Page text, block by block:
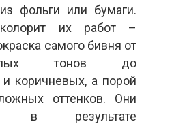
фольги или бумаги.
их работ –
самого бивня от
белых тонов до
и коричневых, а порой
оттенков. Они
в результате